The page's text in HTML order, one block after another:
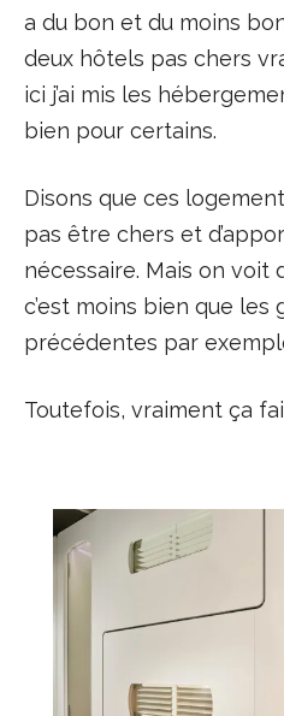
a du bon et du moins
deux hôtels pas chers
ici j’ai mis les
bien pour certains.
Disons que ces
pas être chers et
nécessaire. Mais on voit
c’est moins bien que les
précédentes par
Toutefois, vraiment ça